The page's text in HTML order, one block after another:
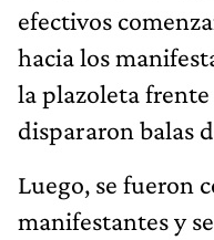
efectivos
hacia los
la plazoleta
dispararon balas
Luego, se fueron
manifestantes y